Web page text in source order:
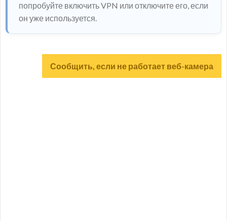
попробуйте включить VPN или отключите его, если
он уже используется.
Сообщить, если не работает веб-камера